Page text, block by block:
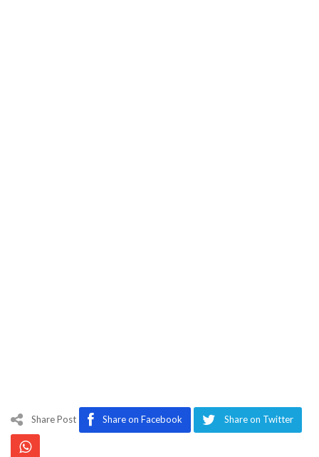
Share Post Share on Facebook Share on Twitter